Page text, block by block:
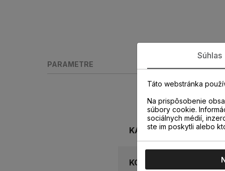
PARAMETRE
KATEGÓRIA
KOLEKCIA
Súhlas
Táto webstránka
Na prispôsobenie
súbory cookie.
sociálnych médií,
ste im poskytli alebo